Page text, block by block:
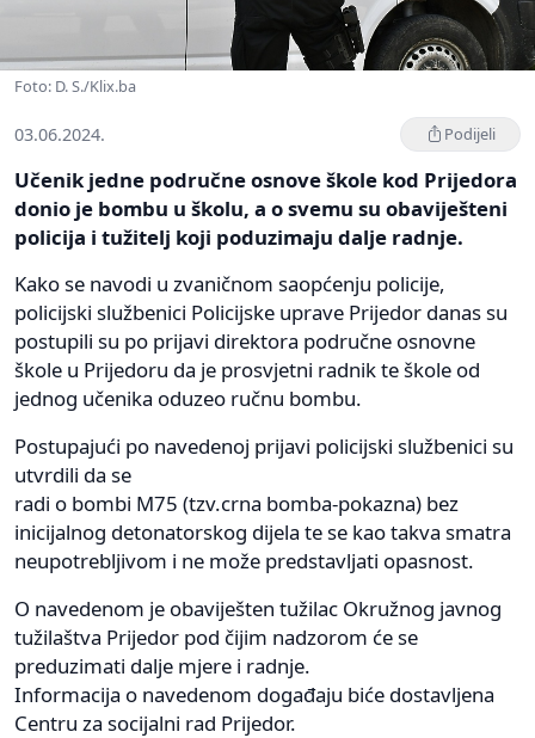
Foto: D. S./Klix.ba
03.06.2024. Podijeli
Učenik jedne područne osnove škole kod Prijedora
donio je bombu u školu, a o svemu su obaviješteni
policija i tužitelj koji poduzimaju dalje radnje.
Kako se navodi u zvaničnom saopćenju policije,
policijski službenici Policijske uprave Prijedor danas su
postupili su po prijavi direktora područne osnovne
škole u Prijedoru da je prosvjetni radnik te škole od
jednog učenika oduzeo ručnu bombu.
Postupajući po navedenoj prijavi policijski službenici su
utvrdili da se
radi o bombi M75 (tzv.crna bomba-pokazna) bez
inicijalnog detonatorskog dijela te se kao takva smatra
neupotrebljivom i ne može predstavljati opasnost.
O navedenom je obaviješten tužilac Okružnog javnog
tužilaštva Prijedor pod čijim nadzorom će se
preduzimati dalje mjere i radnje.
Informacija o navedenom događaju biće dostavljena
Centru za socijalni rad Prijedor.